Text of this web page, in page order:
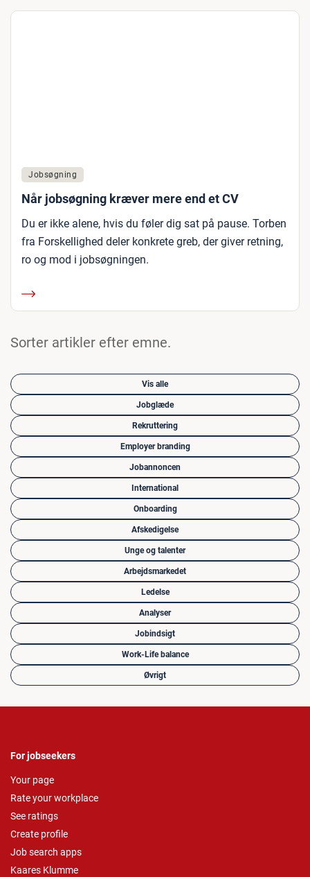
Jobsøgning
Når jobsøgning kræver mere end et CV
Du er ikke alene, hvis du føler dig sat på pause. Torben
fra Forskellighed deler konkrete greb, der giver retning,
ro og mod i jobsøgningen.
Sorter artikler efter emne.
Vis alle
Jobglæde
Rekruttering
Employer branding
Jobannoncen
International
Onboarding
Afskedigelse
Unge og talenter
Arbejdsmarkedet
Ledelse
Analyser
Jobindsigt
Work-Life balance
Øvrigt
For jobseekers
Your page
Rate your workplace
See ratings
Create profile
Job search apps
Kaares Klumme